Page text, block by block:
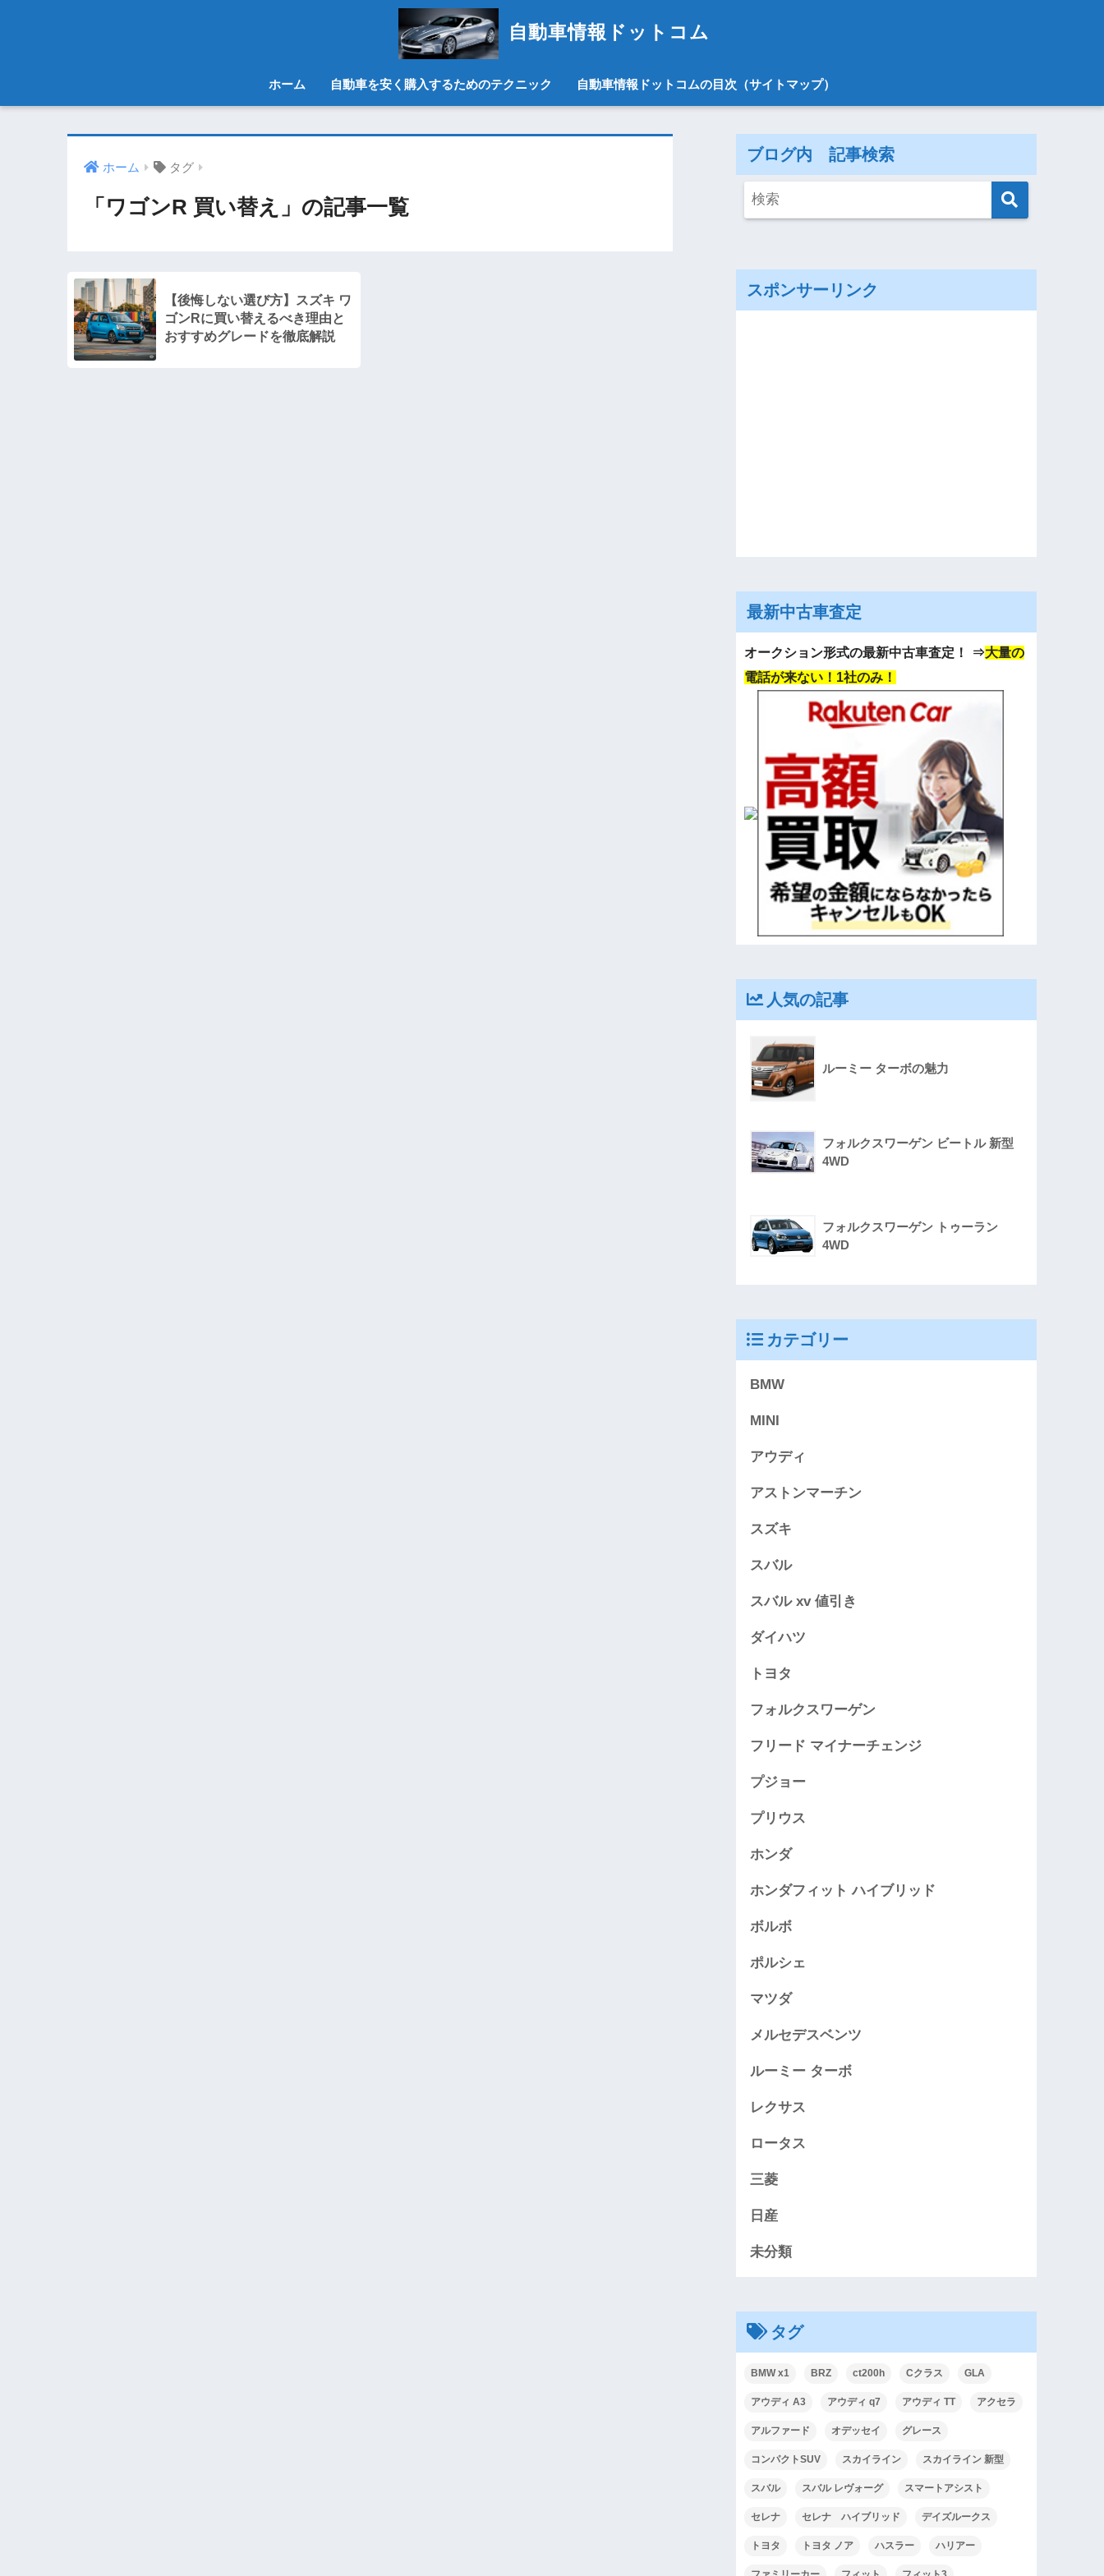
自動車情報ドットコム
ホーム 自動車を安く購入するためのテクニック 自動車情報ドットコムの目次（サイトマップ）
ホーム タグ
「ワゴンR 買い替え」の記事一覧
【後悔しない選び方】スズキ ワ
ゴンRに買い替えるべき理由と
おすすめグレードを徹底解説
ブログ内 記事検索
スポンサーリンク
最新中古車査定
オークション形式の最新中古車査定！ ⇒大量の
電話が来ない！1社のみ！
人気の記事
ルーミー ターボの魅力
フォルクスワーゲン ビートル 新型
4WD
フォルクスワーゲン トゥーラン
4WD
カテゴリー
BMW
MINI
アウディ
アストンマーチン
スズキ
スバル
スバル xv 値引き
ダイハツ
トヨタ
フォルクスワーゲン
フリード マイナーチェンジ
プジョー
プリウス
ホンダ
ホンダフィット ハイブリッド
ボルボ
ポルシェ
マツダ
メルセデスベンツ
ルーミー ターボ
レクサス
ロータス
三菱
日産
未分類
タグ
BMW x1 BRZ ct200h Cクラス GLA
アウディ A3 アウディ q7 アウディ TT アクセラ
アルファード オデッセイ グレース
コンパクトSUV スカイライン スカイライン 新型
スバル スバル レヴォーグ スマートアシスト
セレナ セレナ ハイブリッド デイズルークス
トヨタ トヨタ ノア ハスラー ハリアー